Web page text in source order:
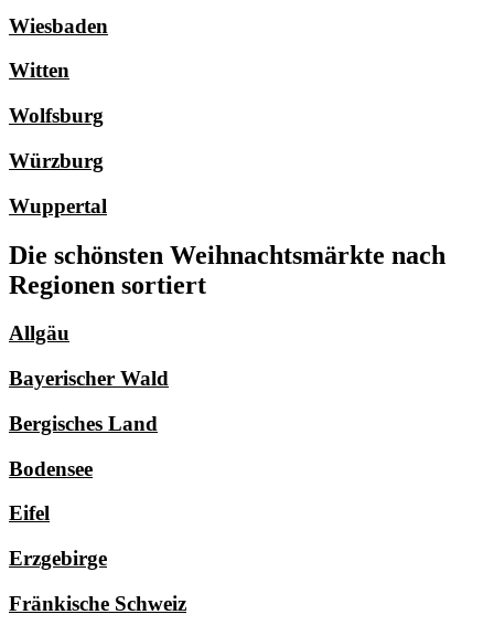
Wiesbaden
Witten
Wolfsburg
Würzburg
Wuppertal
Die schönsten Weihnachtsmärkte nach
Regionen sortiert
Allgäu
Bayerischer Wald
Bergisches Land
Bodensee
Eifel
Erzgebirge
Fränkische Schweiz